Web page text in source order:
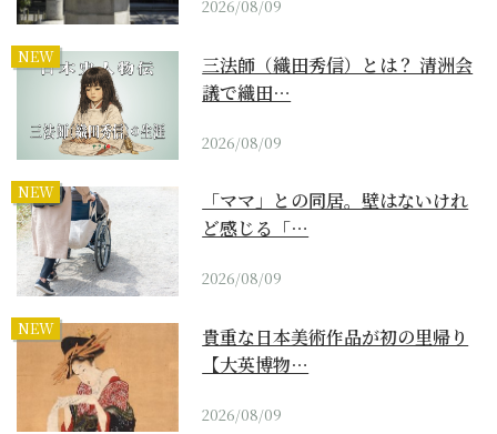
2026/08/09
NEW
三法師（織田秀信）とは？ 清洲会
議で織田…
2026/08/09
NEW
「ママ」との同居。壁はないけれ
ど感じる「…
2026/08/09
NEW
貴重な日本美術作品が初の里帰り
【大英博物…
2026/08/09